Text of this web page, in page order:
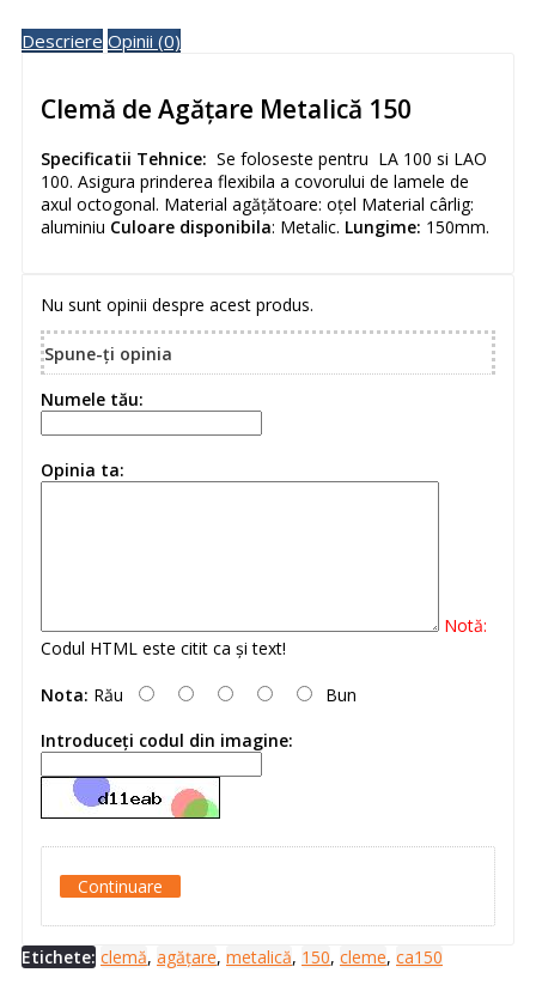
Descriere Opinii (0)
Clemă de Agățare Metalică 150
Specificatii Tehnice: Se foloseste pentru LA 100 si LAO
100. Asigura prinderea flexibila a covorului de lamele de
axul octogonal. Material agățătoare: oțel Material cârlig:
aluminiu Culoare disponibila: Metalic. Lungime: 150mm.
Nu sunt opinii despre acest produs.
Spune-ţi opinia
Numele tău:
Opinia ta:
Notă:
Codul HTML este citit ca şi text!
Nota: Rău
Bun
Introduceţi codul din imagine:
Continuare
Etichete: clemă, agățare, metalică, 150, cleme, ca150